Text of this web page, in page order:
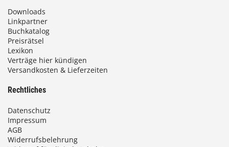
Downloads
Linkpartner
Buchkatalog
Preisrätsel
Lexikon
Verträge hier kündigen
Versandkosten & Lieferzeiten
Rechtliches
Datenschutz
Impressum
AGB
Widerrufsbelehrung